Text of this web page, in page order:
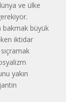
ve ülke
bakmak büyük
iktidar
yakın